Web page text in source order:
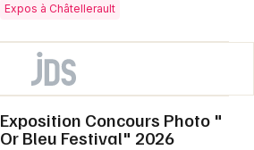
Expos à Châtellerault
Exposition Concours Photo "
Or Bleu Festival" 2026